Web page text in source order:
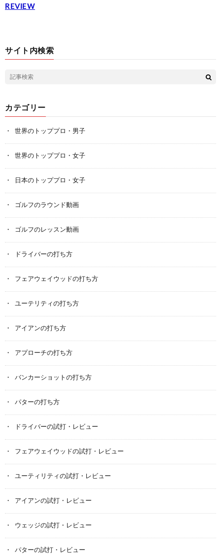
REVIEW
サイト内検索
カテゴリー
世界のトッププロ・男子
世界のトッププロ・女子
日本のトッププロ・女子
ゴルフのラウンド動画
ゴルフのレッスン動画
ドライバーの打ち方
フェアウェイウッドの打ち方
ユーテリティの打ち方
アイアンの打ち方
アプローチの打ち方
バンカーショットの打ち方
パターの打ち方
ドライバーの試打・レビュー
フェアウェイウッドの試打・レビュー
ユーティリティの試打・レビュー
アイアンの試打・レビュー
ウェッジの試打・レビュー
パターの試打・レビュー